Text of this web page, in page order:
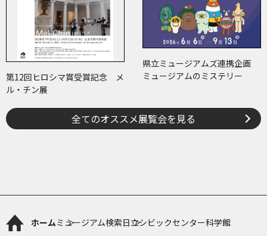
第12回ヒロシマ賞受賞記念 メ
ル・チン展
県立ミュージアムズ連携企画
ミュージアムのミステリー
全てのオススメ展覧会を見る
ホームミュージアム検索日立シビックセンター科学館